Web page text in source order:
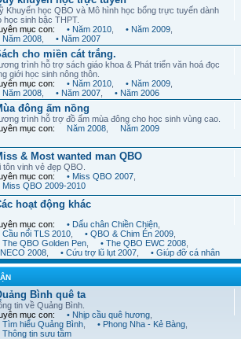
Khuyến học QBO và Mô hình học bổng trực tuyến dành
học sinh bậc THPT.
mục con:
• Năm 2010 • Năm 2009
Năm 2008
• Năm 2007
cho miền cát trắng.
trình hỗ trợ sách giáo khoa & Phát triển văn hoá đọc
giới học sinh nông thôn.
mục con:
• Năm 2010 • Năm 2009
Năm 2008
• Năm 2007 • Năm 2006
đông ấm nồng
trình hỗ trợ đồ ấm mùa đông cho học sinh vùng cao.
mục con:
Năm 2008 Năm 2009
& Most wanted man QBO
tôn vinh vẻ đẹp QBO.
mục con:
• Miss QBO 2007
Miss QBO 2009-2010
hoạt động khác
mục con: • Dấu chân Chiền Chiện
Cầu nối TLS 2010
• QBO & Chim Én 2009
The QBO Golden Pen
• The QBO EWC 2008
2008
• Cứu trợ lũ lụt 2007 • Giúp đỡ cá nhân
Bình quê ta
tin về Quảng Bình.
mục con:
• Nhịp cầu quê hương
Tìm hiểu Quảng Bình
• Phong Nha - Kẻ Bàng
Thông tin sưu tầm